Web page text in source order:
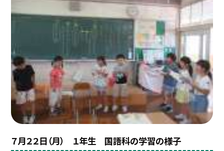
７月２２日（月） １年生 国語科の学習の様子